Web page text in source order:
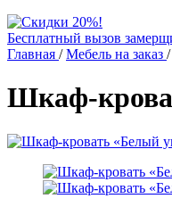
Бесплатный вызов
Главная /Мебель на заказ /
Шкаф-